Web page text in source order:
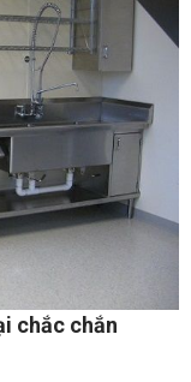
chắc chắn